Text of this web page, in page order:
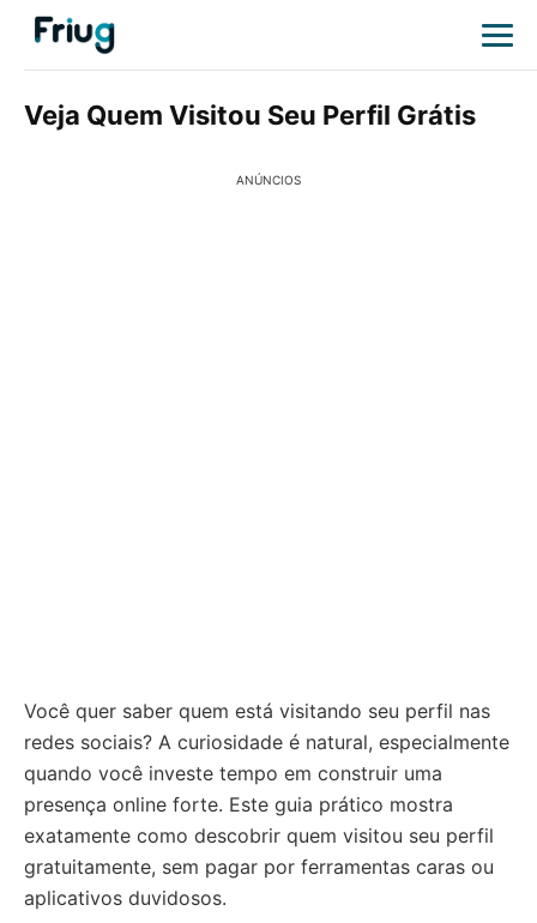
Veja Quem Visitou Seu Perfil Grátis
ANÚNCIOS
Você quer saber quem está visitando seu perfil nas
redes sociais? A curiosidade é natural, especialmente
quando você investe tempo em construir uma
presença online forte. Este guia prático mostra
exatamente como descobrir quem visitou seu perfil
gratuitamente, sem pagar por ferramentas caras ou
aplicativos duvidosos.